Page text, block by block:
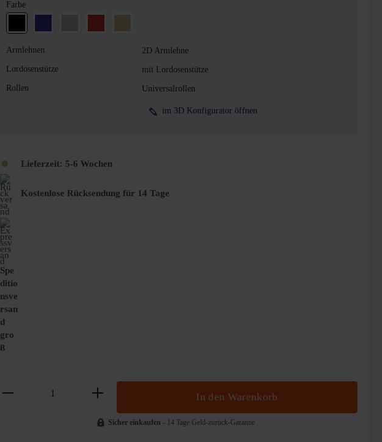
Farbeauswählen
Armlehnen 2D Armlehne
Lordosenstütze mit Lordosenstütze
Rollen Universalrollen
im 3D Konfigurator öffnen
Lieferzeit: 5-6 Wochen
Kostenlose Rücksendung für 14 Tage
Spe
ditio
nsve
rsan
d
gro
ß
Produkt Anzahl: Gib den gewünschten Wert ein oder benutze
In den Warenkorb
Sicher einkaufen - 14 Tage Geld-zurück-Garantie